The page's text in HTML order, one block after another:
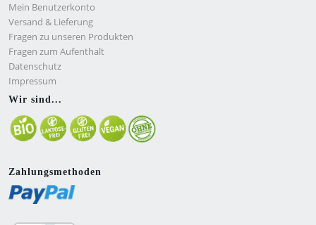
Mein Benutzerkonto
Versand & Lieferung
Fragen zu unseren Produkten
Fragen zum Aufenthalt
Datenschutz
Impressum
Wir sind...
Zahlungsmethoden